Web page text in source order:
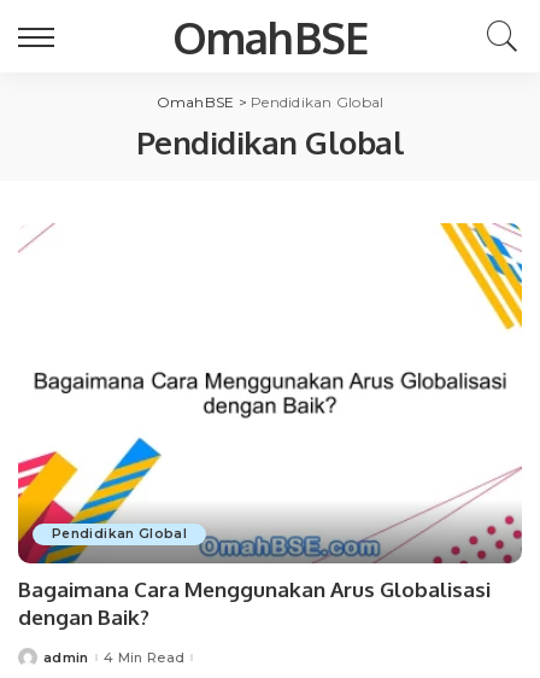
OmahBSE
OmahBSE > Pendidikan Global
Pendidikan Global
Pendidikan Global
Bagaimana Cara Menggunakan Arus Globalisasi
dengan Baik?
Posted
admin 4 Min Read